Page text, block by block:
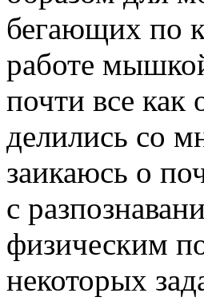
бегающих по
работе
почти все как
делились со
заикаюсь о
с
физическим
некоторых